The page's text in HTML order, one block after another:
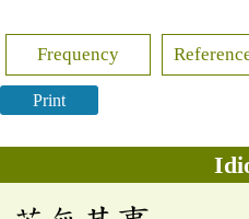
Frequency
Print